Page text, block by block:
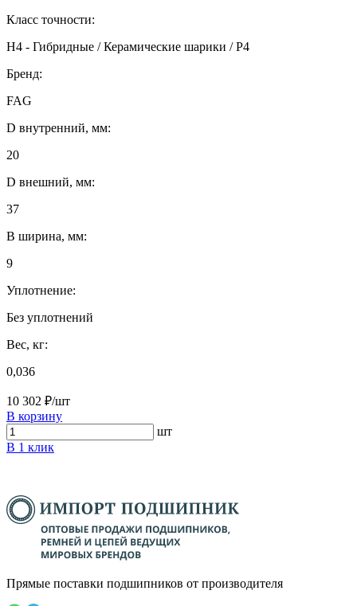
Класс точности:
H4 - Гибридные / Керамические шарики / P4
Бренд:
FAG
D внутренний, мм:
20
D внешний, мм:
37
B ширина, мм:
9
Уплотнение:
Без уплотнений
Вес, кг:
0,036
10 302 ₽/шт
В корзину
шт
В 1 клик
Прямые поставки подшипников от производителя